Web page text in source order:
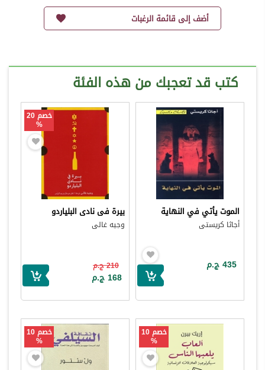
أضف إلى قائمة الرغبات
كتب قد تعجبك من هذه الفئة
الموت يأتي في النهاية
أجاثا كريستى
435 ج.م
خصم 20
%
بيرة فى نادى البلياردو
وجيه غالى
210 ج.م
168 ج.م
خصم 10
%
خصم 10
%